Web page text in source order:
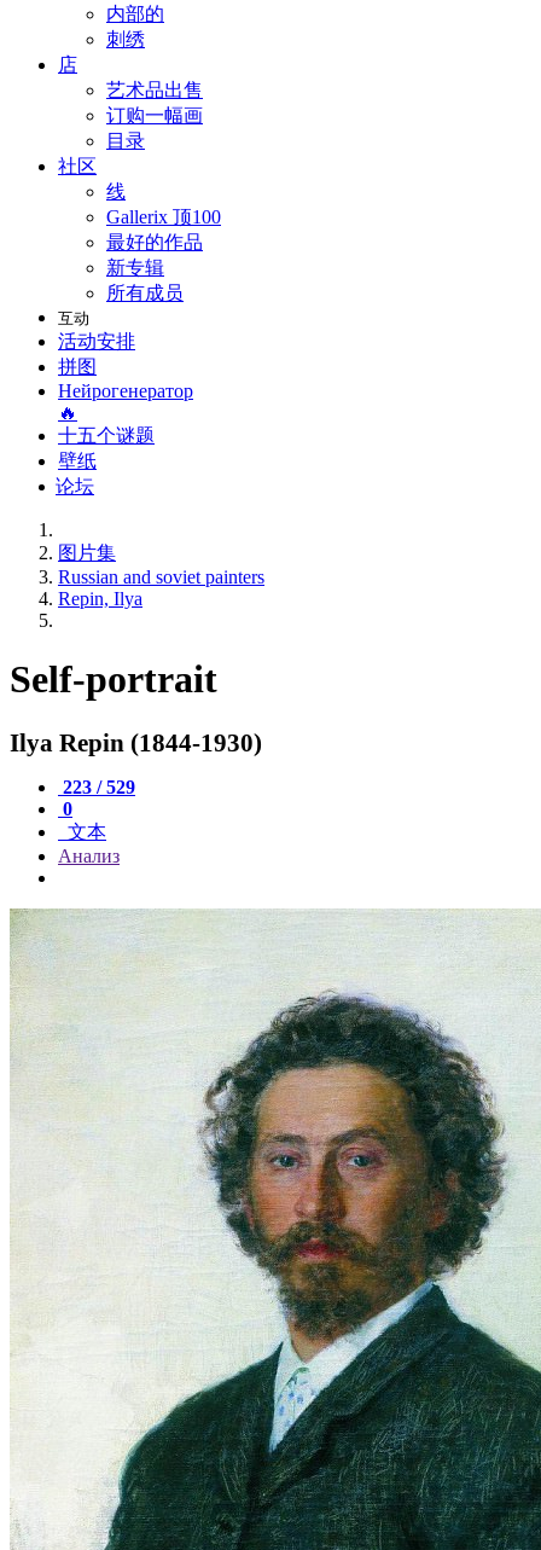
内部的
刺绣
店
艺术品出售
订购一幅画
目录
社区
线
Gallerix 顶100
最好的作品
新专辑
所有成员
互动
活动安排
拼图
Нейрогенератор
🔥
十五个谜题
壁纸
论坛
图片集
Russian and soviet painters
Repin, Ilya
Self-portrait
Ilya Repin (1844-1930)
223 / 529
0
文本
Анализ